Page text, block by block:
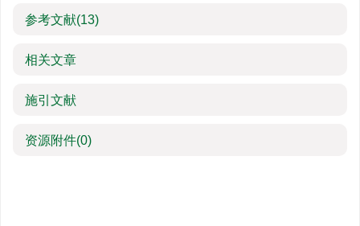
参考文献(13)
相关文章
施引文献
资源附件(0)